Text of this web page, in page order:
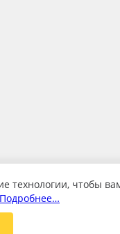
технологии, чтобы
Подробнее…